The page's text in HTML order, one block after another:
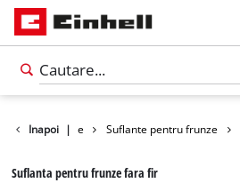
Inapoi |
de frunze Suflante pentru frunze
Suflanta pentru frunze fara fir